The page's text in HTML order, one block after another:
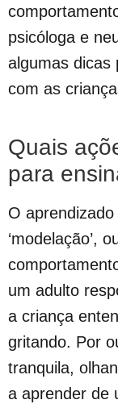
psicóloga e
algumas dicas
com as
Quais
para
O
‘modelação’,
um adulto
a criança
gritando. Por
tranquila,
a aprender de